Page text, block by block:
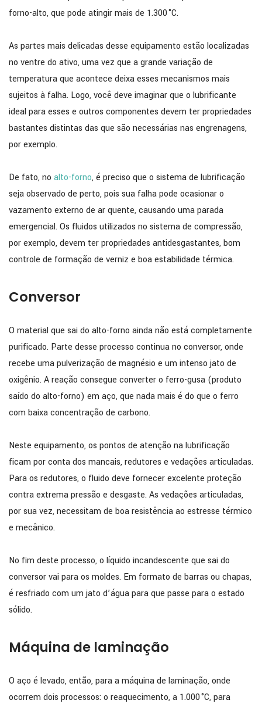
forno-alto, que pode atingir mais de 1.300 °C.
As partes mais delicadas desse equipamento estão localizadas
no ventre do ativo, uma vez que a grande variação de
temperatura que acontece deixa esses mecanismos mais
sujeitos à falha. Logo, você deve imaginar que o lubrificante
ideal para esses e outros componentes devem ter propriedades
bastantes distintas das que são necessárias nas engrenagens,
por exemplo.
De fato, no alto-forno, é preciso que o sistema de lubrificação
seja observado de perto, pois sua falha pode ocasionar o
vazamento externo de ar quente, causando uma parada
emergencial. Os fluidos utilizados no sistema de compressão,
por exemplo, devem ter propriedades antidesgastantes, bom
controle de formação de verniz e boa estabilidade térmica.
Conversor
O material que sai do alto-forno ainda não está completamente
purificado. Parte desse processo continua no conversor, onde
recebe uma pulverização de magnésio e um intenso jato de
oxigênio. A reação consegue converter o ferro-gusa (produto
saído do alto-forno) em aço, que nada mais é do que o ferro
com baixa concentração de carbono.
Neste equipamento, os pontos de atenção na lubrificação
ficam por conta dos mancais, redutores e vedações articuladas.
Para os redutores, o fluido deve fornecer excelente proteção
contra extrema pressão e desgaste. As vedações articuladas,
por sua vez, necessitam de boa resistência ao estresse térmico
e mecânico.
No fim deste processo, o líquido incandescente que sai do
conversor vai para os moldes. Em formato de barras ou chapas,
é resfriado com um jato d’água para que passe para o estado
sólido.
Máquina de laminação
O aço é levado, então, para a máquina de laminação, onde
ocorrem dois processos: o reaquecimento, a 1.000 °C, para